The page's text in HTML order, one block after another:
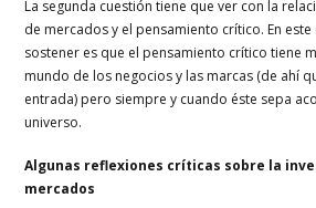
La segunda cuestión tiene que ver con la
de mercados y el pensamiento crítico. En
sostener es que el pensamiento crítico tiene
mundo de los negocios y las marcas (de ahí
entrada) pero siempre y cuando éste sepa
universo.
Algunas reflexiones críticas sobre la
mercados